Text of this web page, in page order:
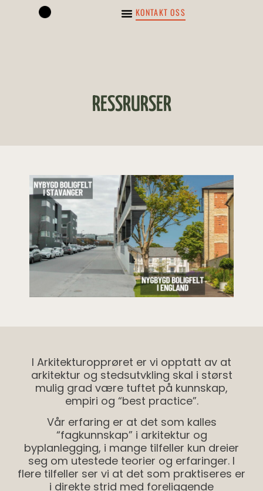
KONTAKT OSS
RESSRURSER
I Arkitekturopprøret er vi opptatt av at
arkitektur og stedsutvkling skal i størst
mulig grad være tuftet på kunnskap,
empiri og “best practice”.
Vår erfaring er at det som kalles
“fagkunnskap” i arkitektur og
byplanlegging, i mange tilfeller kun dreier
seg om utestede teorier og erfaringer. I
flere tilfeller ser vi at det som praktiseres er
i direkte strid med foreliggende